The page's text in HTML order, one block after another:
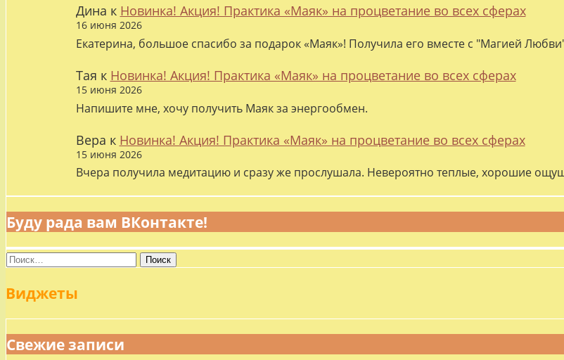
Дина к Новинка! Акция! Практика «Маяк» на процветание во всех сферах
16 июня 2026
Екатерина, большое спасибо за подарок «Маяк»! Получила его вместе с "Магией
Тая к Новинка! Акция! Практика «Маяк» на процветание во всех сферах
15 июня 2026
Напишите мне, хочу получить Маяк за энергообмен.
Вера к Новинка! Акция! Практика «Маяк» на процветание во всех сферах
15 июня 2026
Вчера получила медитацию и сразу же прослушала. Невероятно теплые, хорошие
Буду рада вам ВКонтакте!
Найти:
Виджеты
Свежие записи